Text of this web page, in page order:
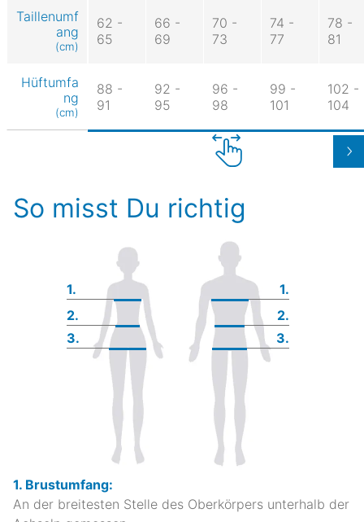
Taillenumf
ang
(cm)
62 -
65
66 -
69
70 -
73
74 -
77
78 -
81
Hüftumfa
ng
(cm)
88 -
91
92 -
95
96 -
98
99 -
101
102 -
104
So misst Du richtig
1.
1.
2.
2.
3.
3.
1. Brustumfang:
An der breitesten Stelle des Oberkörpers unterhalb der